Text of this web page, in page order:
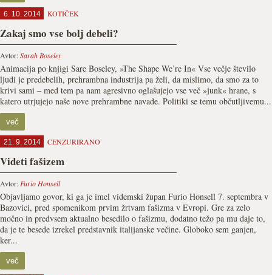
6. 10. 2014 KOTIČEK
Zakaj smo vse bolj debeli?
Avtor:Sarah Boseley
Animacija po knjigi Sare Boseley, »The Shape We’re In« Vse večje število
ljudi je predebelih, prehrambna industrija pa želi, da mislimo, da smo za to
krivi sami – med tem pa nam agresivno oglašujejo vse več »junk« hrane, s
katero utrjujejo naše nove prehrambne navade. Politiki se temu občutljivemu...
več
21. 9. 2014 CENZURIRANO
Videti fašizem
Avtor: Furio Honsell
Objavljamo govor, ki ga je imel videmski župan Furio Honsell 7. septembra v
Bazovici, pred spomenikom prvim žrtvam fašizma v Evropi. Gre za zelo
močno in predvsem aktualno besedilo o fašizmu, dodatno težo pa mu daje to,
da je te besede izrekel predstavnik italijanske večine. Globoko sem ganjen,
ker...
več